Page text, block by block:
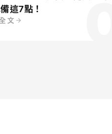
這7點！
文